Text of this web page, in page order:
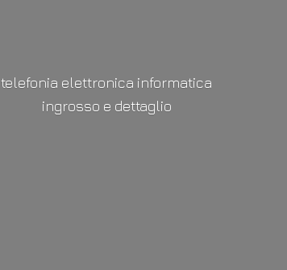
telefonia elettronica informatica
ingrosso e dettaglio